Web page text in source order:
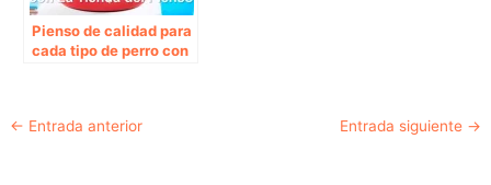
Pienso de calidad para
cada tipo de perro con
Navegación
← Entrada anterior Entrada siguiente →